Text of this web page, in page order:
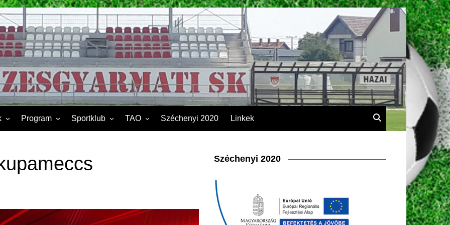
Program Sportklub
Éves beszámoló
TAO Széchenyi 2020 Linkek
Széchenyi 2020